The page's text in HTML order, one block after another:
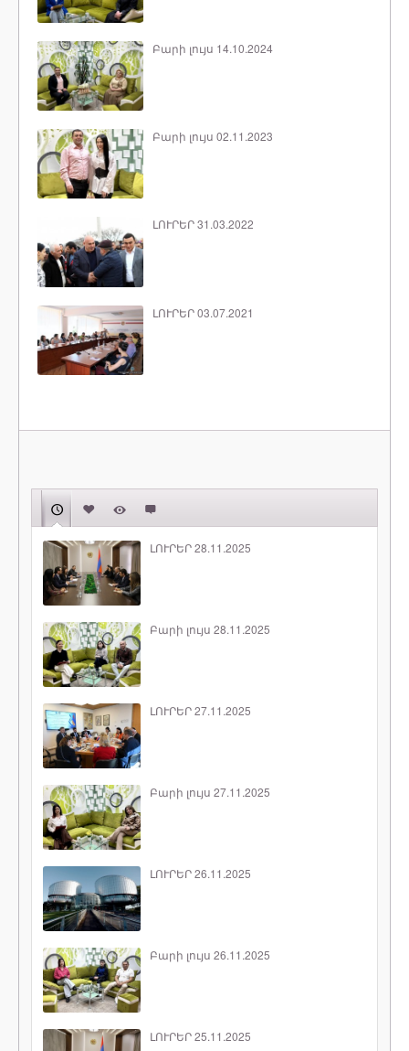
Բարի լույս 14.10.2024
Բարի լույս 02.11.2023
ԼՈՒՐԵՐ 31.03.2022
ԼՈՒՐԵՐ 03.07.2021
ԼՈՒՐԵՐ 28.11.2025
Բարի լույս 28.11.2025
ԼՈՒՐԵՐ 27.11.2025
Բարի լույս 27.11.2025
ԼՈՒՐԵՐ 26.11.2025
Բարի լույս 26.11.2025
ԼՈՒՐԵՐ 25.11.2025